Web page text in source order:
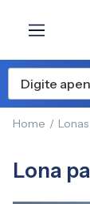
Home Lonas
Lona